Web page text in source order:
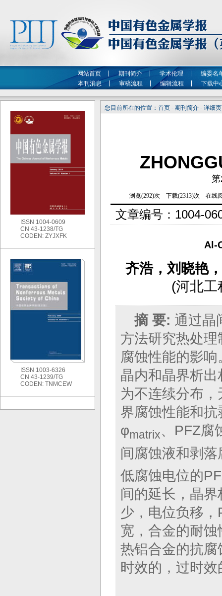
网站首页 期刊简介 学术伦理
编委名
本刊消息
审稿流程 编辑流程 下载中
您目前所在的位置：首页 - 期刊简介 - 详细
文章编号： 1004-
Al-
齐浩，刘晓艳
(河北工
摘 要: 通过晶
方法研究热处
腐蚀性能的影
晶内和晶界析
为不连续分布
界腐蚀性能和
φmatrix、PFZ腐
间腐蚀液和剥
低腐蚀电位的
间的延长，晶
少，电位负移
宽，合金的耐
热铝合金的抗
时效的，过时效
ISSN 1004-0609
CN 43-1238/TG
CODEN: ZYJXFK
ISSN 1003-6326
CN 43-1239/TG
CODEN: TNMCEW